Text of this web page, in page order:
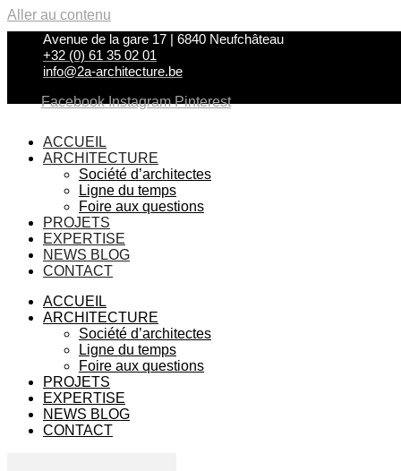
Aller au contenu
Avenue de la gare 17 | 6840 Neufchâteau
+32 (0) 61 35 02 01
info@2a-architecture.be
Facebook Instagram Pinterest
ACCUEIL
ARCHITECTURE
Société d’architectes
Ligne du temps
Foire aux questions
PROJETS
EXPERTISE
NEWS BLOG
CONTACT
ACCUEIL
ARCHITECTURE
Société d’architectes
Ligne du temps
Foire aux questions
PROJETS
EXPERTISE
NEWS BLOG
CONTACT